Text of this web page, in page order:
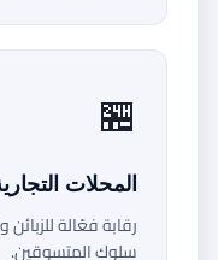
🏪
المحلات
رقابة فعّالة
سلوك المتسوقين.